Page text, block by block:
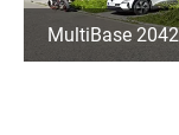
MultiBase